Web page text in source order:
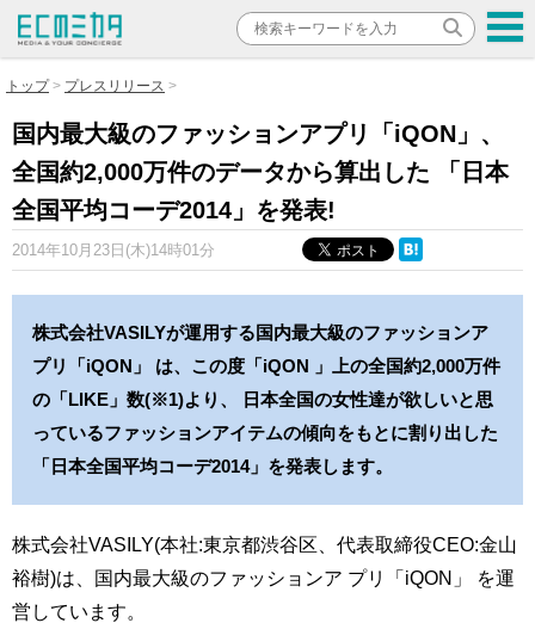
トップ プレスリリース
国内最大級のファッションアプリ「iQON」、
全国約2,000万件のデータから算出した 「日本
全国平均コーデ2014」を発表!
2014年10月23日(木)14時01分
株式会社VASILYが運用する国内最大級のファッションア
プリ「iQON」 は、この度「iQON 」上の全国約2,000万件
の「LIKE」数(※1)より、 日本全国の女性達が欲しいと思
っているファッションアイテムの傾向をもとに割り出した
「日本全国平均コーデ2014」を発表します。
株式会社VASILY(本社:東京都渋谷区、代表取締役CEO:金山
裕樹)は、国内最大級のファッションア プリ「iQON」 を運
営しています。